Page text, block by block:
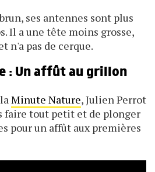
ses antennes sont plus
Il a une tête moins grosse,
n'a pas de cerque.
: Un affût au grillon
Minute Nature, Julien Perrot
faire tout petit et de plonger
pour un affût aux premières